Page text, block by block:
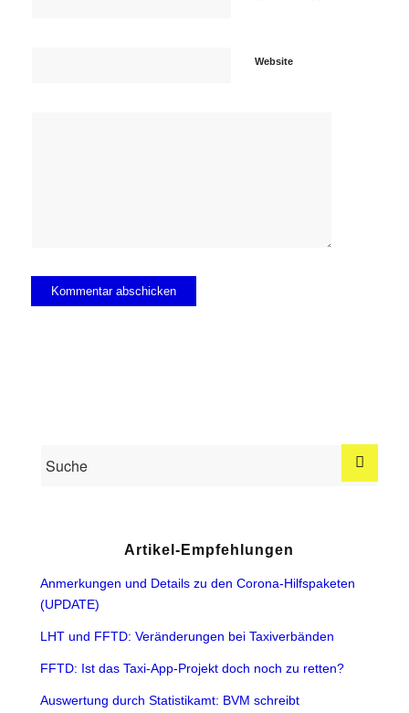
Website
Artikel-Empfehlungen
Anmerkungen und Details zu den Corona-Hilfspaketen
(UPDATE)
LHT und FFTD: Veränderungen bei Taxiverbänden
FFTD: Ist das Taxi-App-Projekt doch noch zu retten?
Auswertung durch Statistikamt: BVM schreibt